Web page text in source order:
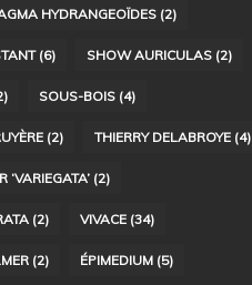
HYDRANGEOÏDES(2)
(6) SHOW AURICULAS(2)
SOUS-BOIS(4)
(2) THIERRY DELABROYE(4)
‘VARIEGATA’(2)
(2) VIVACE(34)
(2) ÉPIMEDIUM(5)